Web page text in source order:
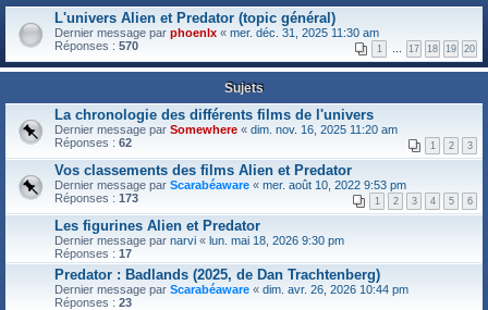
L'univers Alien et Predator (topic général)
Dernier message par phoenlx « mer. déc. 31, 2025 11:30 am
Réponses : 570 1 17 18 19 20
Sujets
La chronologie des différents films de l'univers
Dernier message par Somewhere « dim. nov. 16, 2025 11:20 am
Réponses : 62 1 2 3
Vos classements des films Alien et Predator
Dernier message par Scarabéaware « mer. août 10, 2022 9:53 pm
Réponses : 173 1 2 3 4 5 6
Les figurines Alien et Predator
Dernier message par narvi « lun. mai 18, 2026 9:30 pm
Réponses : 17
Predator : Badlands (2025, de Dan Trachtenberg)
Dernier message par Scarabéaware « dim. avr. 26, 2026 10:44 pm
Réponses : 23